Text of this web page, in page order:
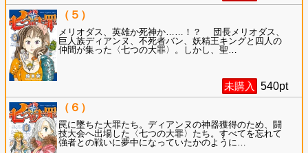
（５）
メリオダス、英雄か死神か……！？ 団長メリオダス、
巨人族ディアンヌ、不死者バン、妖精王キングと四人の
仲間が集った〈七つの大罪〉。しかし、聖
未購入 540pt
（６）
罠に墜ちた大罪たち。ディアンヌの神器獲得のため、闘
技大会へ出場した〈七つの大罪〉たち。すべてを忘れて
強者との戦いに夢中になっていたかのように